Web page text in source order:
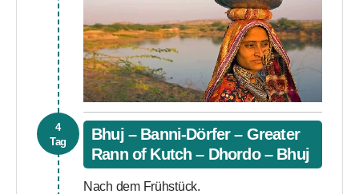
4
Tag
Bhuj – Banni-Dörfer – Greater
Rann of Kutch – Dhordo – Bhuj
Nach dem Frühstück.